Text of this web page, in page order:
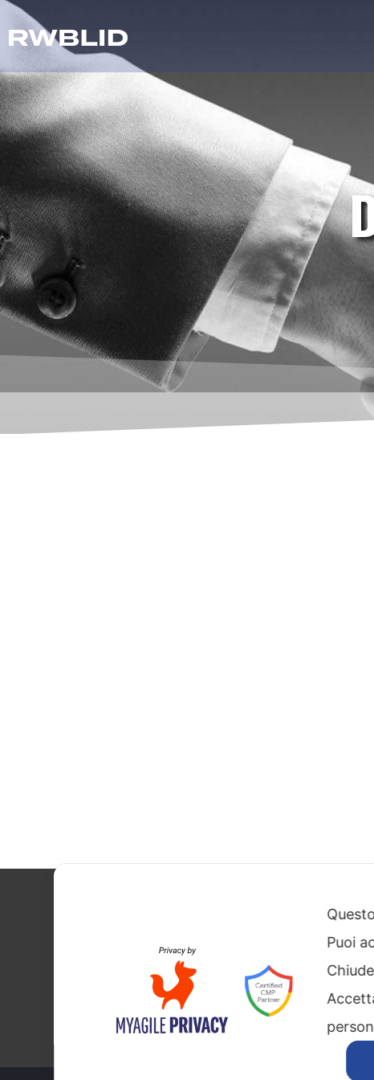
Dati societari
Cookies
Informativa
Puoi